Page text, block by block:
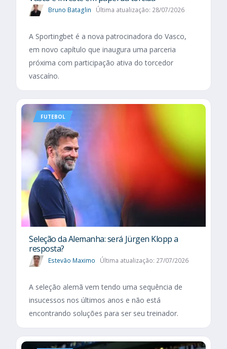
Bruno Bataglin Última atualização: 28/07/2026
A Sportingbet é a nova patrocinadora do Vasco,
em novo capítulo que inaugura uma parceria
próxima com participação ativa do torcedor
vascaíno.
FUTEBOL
Seleção da Alemanha: será Jürgen Klopp a
resposta?
Estevão Maximo Última atualização: 27/07/2026
A seleção alemã vem tendo uma sequência de
insucessos nos últimos anos e não está
encontrando soluções para ser seu treinador.